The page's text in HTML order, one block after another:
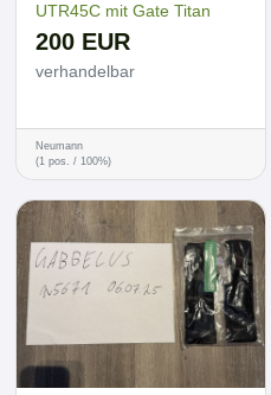
UTR45C mit Gate Titan
200 EUR
verhandelbar
Neumann
(1 pos. / 100%)